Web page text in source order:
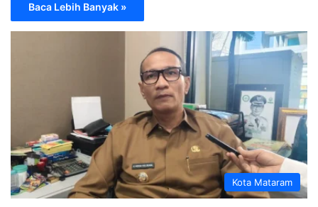
Baca Lebih Banyak »
Kota Mataram